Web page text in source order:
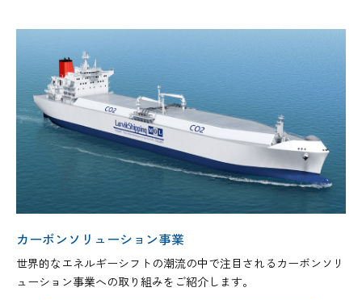
カーボンソリューション事業
世界的なエネルギーシフトの潮流の中で注目されるカーボンソリ
ューション事業への取り組みをご紹介します。